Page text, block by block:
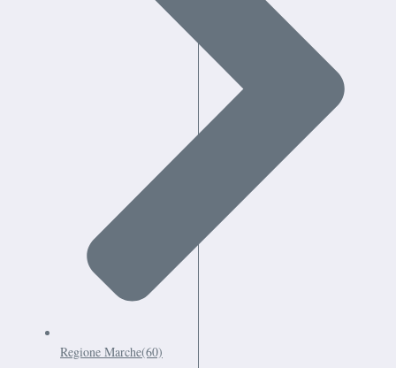
Regione Marche(60)